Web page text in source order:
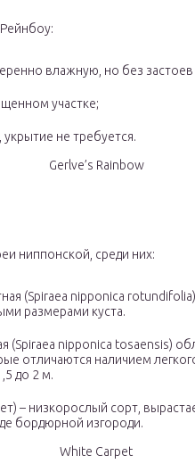
влажную, но без
участке;
не требуется.
Gerlve’s Rainbow
ниппонской, среди них:
(Spiraea nipponica
размерами куста.
(Spiraea nipponica tosaensis)
отличаются наличием
до 2 м.
– низкорослый сорт,
бордюрной изгороди.
White Carpet